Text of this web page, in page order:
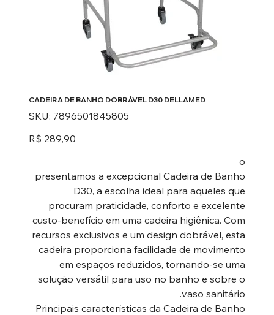
CADEIRA DE BANHO DOBRÁVEL D30 DELLAMED
SKU: SKU
7896501845805
7896501845805
Preço
R$ 289,90
o
presentamos a excepcional Cadeira de Banho
D30, a escolha ideal para aqueles que
procuram praticidade, conforto e excelente
custo-benefício em uma cadeira higiênica. Com
recursos exclusivos e um design dobrável, esta
cadeira proporciona facilidade de movimento
em espaços reduzidos, tornando-se uma
solução versátil para uso no banho e sobre o
vaso sanitário.
Principais características da Cadeira de Banho